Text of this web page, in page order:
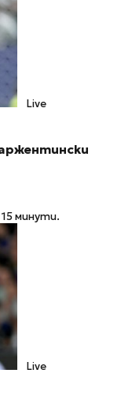
Live
минути.
Live